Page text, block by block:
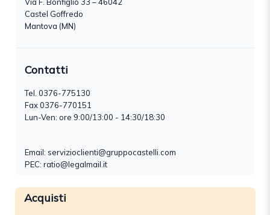
Via F. Bonfiglio 33 – 46042
Castel Goffredo
Mantova (MN)
Contatti
Tel. 0376-775130
Fax 0376-770151
Lun-Ven: ore 9:00/13:00 - 14:30/18:30
Email: servizioclienti@gruppocastelli.com
PEC: ratio@legalmail.it
Acquisti